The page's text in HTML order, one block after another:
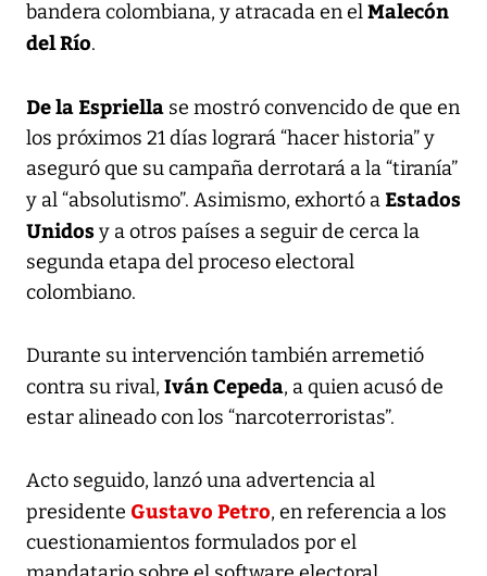
bandera colombiana, y atracada en elMalecón
del Río.
De la Espriella se mostró convencido de que en
los próximos 21 días logrará “hacer historia” y
aseguró que su campaña derrotará a la “tiranía”
y al “absolutismo”. Asimismo, exhortó a Estados
Unidosy a otros países a seguir de cerca la
segunda etapa del proceso electoral
colombiano.
Durante su intervención también arremetió
contra su rival, Iván Cepeda, a quien acusó de
estar alineado con los “narcoterroristas”.
Acto seguido, lanzó una advertencia al
presidente Gustavo Petro, en referencia a los
cuestionamientos formulados por el